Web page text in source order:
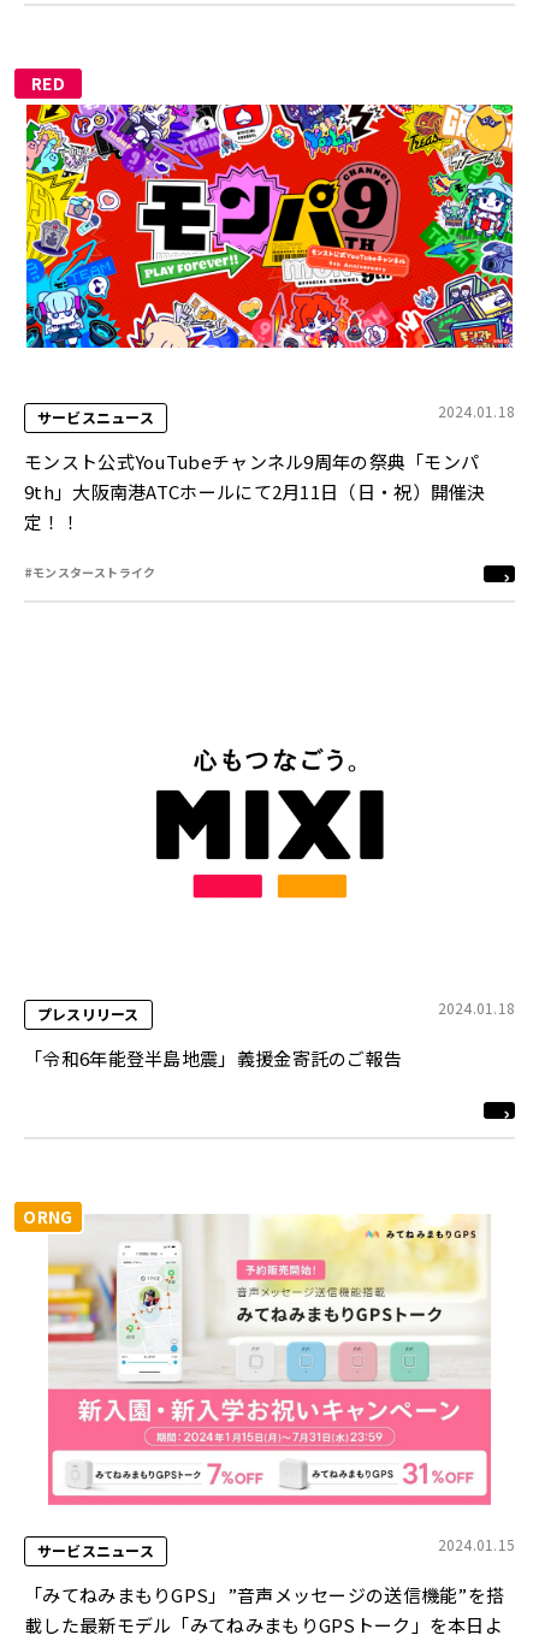
RED
サービスニュース 2024.01.18
モンスト公式YouTubeチャンネル9周年の祭典「モンパ
9th」大阪南港ATCホールにて2月11日（日・祝）開催決
定！！
#モンスターストライク
プレスリリース 2024.01.18
「令和6年能登半島地震」義援金寄託のご報告
ORNG
サービスニュース 2024.01.15
「みてねみまもりGPS」”音声メッセージの送信機能”を搭
載した最新モデル「みてねみまもりGPSトーク」を本日よ